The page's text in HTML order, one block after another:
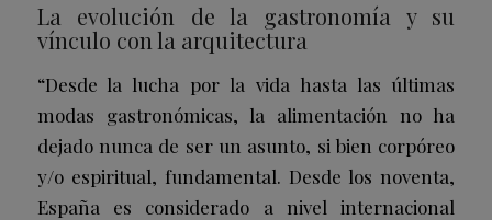
La evolución de la gastronomía y su
vínculo con la arquitectura
“Desde la lucha por la vida hasta las últimas
modas gastronómicas, la alimentación no ha
dejado nunca de ser un asunto, si bien corpóreo
y/o espiritual, fundamental. Desde los noventa,
España es considerado a nivel internacional